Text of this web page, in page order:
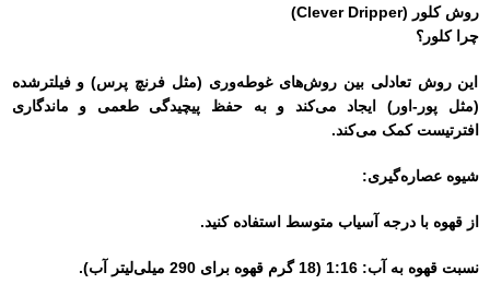
روش کلور (Clever Dripper)
چرا کلور؟
این روش تعادلی بین روش‌های غوطه‌وری (مثل فرنچ پرس) و فیلترشده
(مثل پور-اور) ایجاد می‌کند و به حفظ پیچیدگی طعمی و ماندگاری
افترتیست کمک می‌کند.
شیوه عصاره‌گیری:
از قهوه با درجه آسیاب متوسط استفاده کنید.
نسبت قهوه به آب: 1:16 (18 گرم قهوه برای 290 میلی‌لیتر آب).